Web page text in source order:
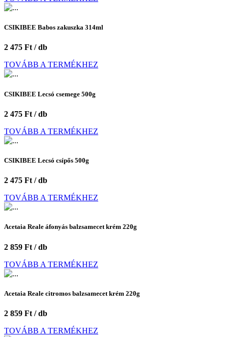
CSIKIBEE Babos zakuszka 314ml
2 475 Ft / db
TOVÁBB A TERMÉKHEZ
CSIKIBEE Lecsó csemege 500g
2 475 Ft / db
TOVÁBB A TERMÉKHEZ
CSIKIBEE Lecsó csípős 500g
2 475 Ft / db
TOVÁBB A TERMÉKHEZ
Acetaia Reale áfonyás balzsamecet krém 220g
2 859 Ft / db
TOVÁBB A TERMÉKHEZ
Acetaia Reale citromos balzsamecet krém 220g
2 859 Ft / db
TOVÁBB A TERMÉKHEZ